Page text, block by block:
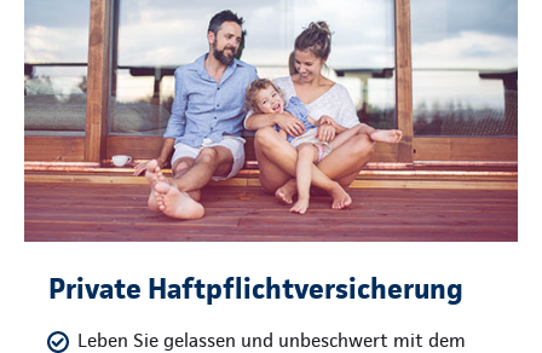
Private Haftpflichtversicherung
Leben Sie gelassen und unbeschwert mit dem